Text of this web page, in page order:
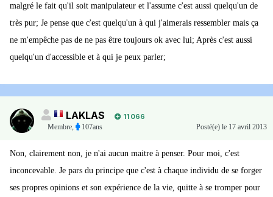
malgré le fait qu'il soit manipulateur et l'assume c'est aussi quelqu'un de
très pur; Je pense que c'est quelqu'un à qui j'aimerais ressembler mais ça
ne m'empêche pas de ne pas être toujours ok avec lui; Après c'est aussi
quelqu'un d'accessible et à qui je peux parler;
LAKLAS
11 066
Membre
107ans Posté(e) le 17 avril 2013
Non, clairement non, je n'ai aucun maitre à penser. Pour moi, c'est
inconcevable. Je pars du principe que c'est à chaque individu de se forger
ses propres opinions et son expérience de la vie, quitte à se tromper pour